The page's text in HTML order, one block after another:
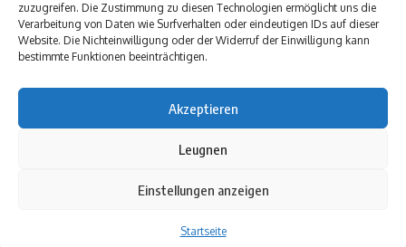
zuzugreifen. Die Zustimmung zu diesen Technologien ermöglicht uns die
Verarbeitung von Daten wie Surfverhalten oder eindeutigen IDs auf dieser
Website. Die Nichteinwilligung oder der Widerruf der Einwilligung kann
bestimmte Funktionen beeinträchtigen.
Akzeptieren
Leugnen
Einstellungen anzeigen
Startseite
Datenschutzerklärung
Kontakt Uns
Urheberrechte © 2025 biowissen Alle Rechte vorbehalten
Datenschutzerklärung Kontakt Uns